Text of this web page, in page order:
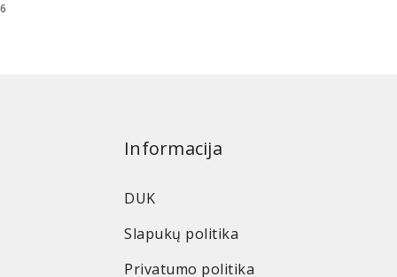
Informacija
DUK
Slapukų politika
Privatumo politika